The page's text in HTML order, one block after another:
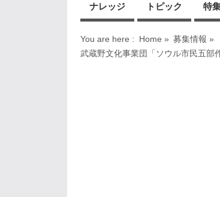
ナレッジ トピック 特
You are here : Home » 募集情報 »
武蔵野文化事業団「ソウル市民五部